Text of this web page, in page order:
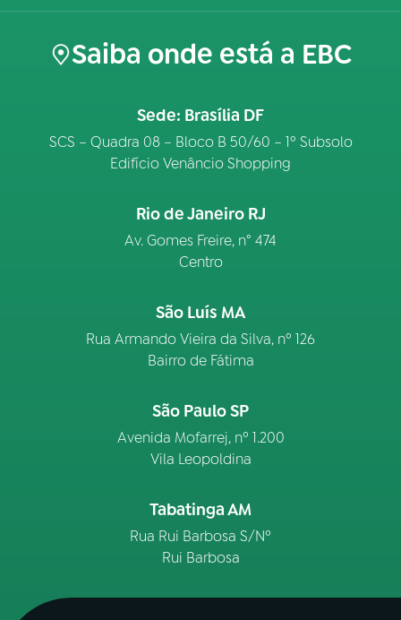
Saiba onde está a EBC
Sede: Brasília DF
SCS – Quadra 08 – Bloco B 50/60 – 1º Subsolo
Edifício Venâncio Shopping
Rio de Janeiro RJ
Av. Gomes Freire, n° 474
Centro
São Luís MA
Rua Armando Vieira da Silva, nº 126
Bairro de Fátima
São Paulo SP
Avenida Mofarrej, nº 1.200
Vila Leopoldina
Tabatinga AM
Rua Rui Barbosa S/Nº
Rui Barbosa